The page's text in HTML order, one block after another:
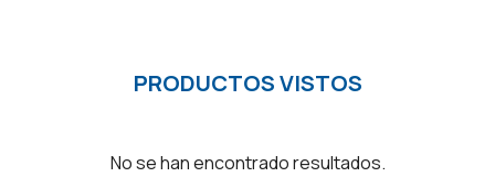
PRODUCTOS VISTOS
No se han encontrado resultados.